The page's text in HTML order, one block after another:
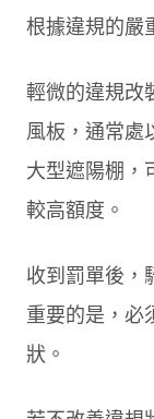
根據違規的嚴
輕微的違規改
風板，通常處
大型遮陽棚，
較高額度。
收到罰單後，
重要的是，必
狀。